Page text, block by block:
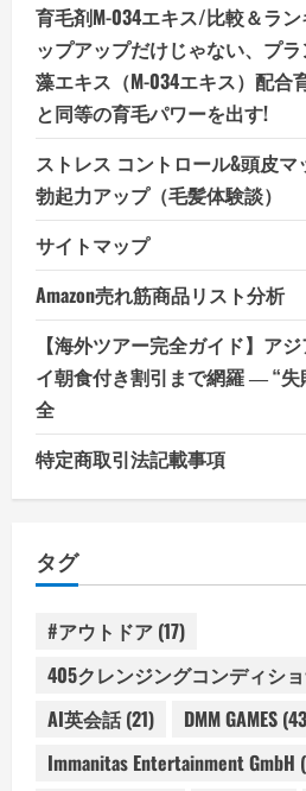
育毛剤M-034エキス/比較＆ラ
ップアップだけじゃない、プ
藻エキス（M-034エキス）配合
と同等の育毛パワーを出す!
ストレス コントロール&頭皮
勃起力アップ（毛髪体験談）
サイトマップ
Amazon売れ筋商品リスト分析
【海外ツアー完全ガイド】ア
イ朝食付き割引まで網羅 ― “失
全
特定商取引法記載事項
タグ
#アウトドア (17)
405クレンジングコンディシ
AI英会話(21) DMM GAMES
Immanitas Entertainment GmbH